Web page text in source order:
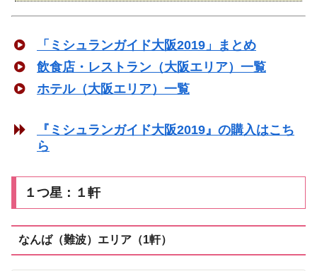
「ミシュランガイド大阪2019」まとめ
飲食店・レストラン（大阪エリア）一覧
ホテル（大阪エリア）一覧
『ミシュランガイド大阪2019』の購入はこち
ら
１つ星：１軒
なんば（難波）エリア（1軒）